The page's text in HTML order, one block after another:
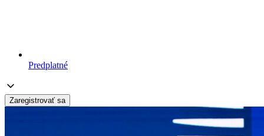
Predplatné
Zaregistrovať sa